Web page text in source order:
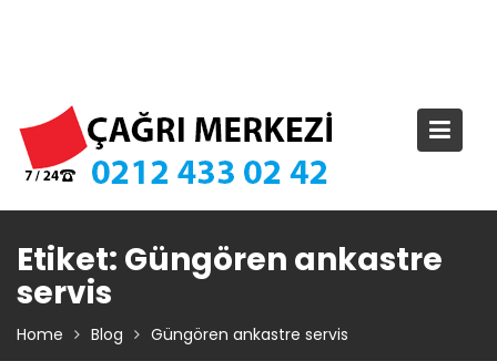
Etiket: Güngören ankastre
servis
Home Blog Güngören ankastre servis